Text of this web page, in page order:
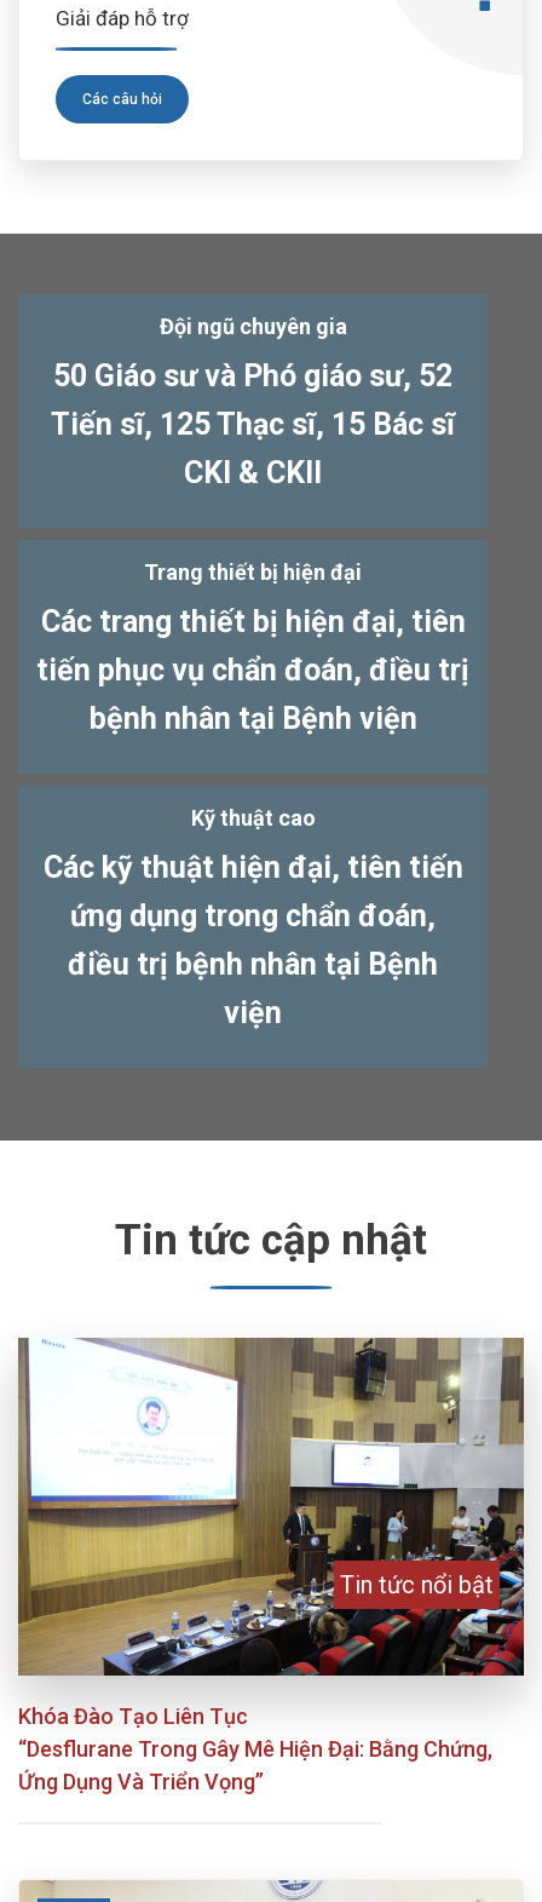
Giải đáp hỗ trợ
Các câu hỏi
Đội ngũ chuyên gia
50 Giáo sư và Phó giáo sư, 52
Tiến sĩ, 125 Thạc sĩ, 15 Bác sĩ
CKI & CKII
Trang thiết bị hiện đại
Các trang thiết bị hiện đại, tiên
tiến phục vụ chẩn đoán, điều trị
bệnh nhân tại Bệnh viện
Kỹ thuật cao
Các kỹ thuật hiện đại, tiên tiến
ứng dụng trong chẩn đoán,
điều trị bệnh nhân tại Bệnh
viện
Tin tức cập nhật
Tin tức nổi bật
Khóa Đào Tạo Liên Tục
“Desflurane Trong Gây Mê Hiện Đại: Bằng Chứng,
Ứng Dụng Và Triển Vọng”